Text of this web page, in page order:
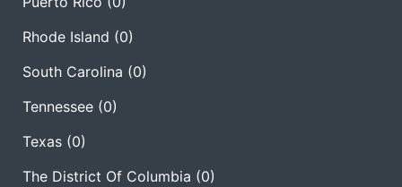
Rhode Island (0)
South Carolina (0)
Tennessee (0)
Texas (0)
The District Of Columbia (0)